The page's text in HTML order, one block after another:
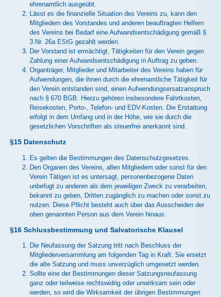
ehrenamtlich ausgeübt.
Lässt es die finanzielle Situation des Vereins zu, kann den
Mitgliedern des Vorstandes und anderen beauftragten Helfern
des Vereins bei Bedarf eine Aufwandsentschädigung gemäß §
3 Nr. 26a EStG gezahlt werden.
Der Vorstand ist ermächtigt, Tätigkeiten für den Verein gegen
Zahlung einer Aufwandsentschädigung in Auftrag zu geben.
Organträger, Mitglieder und Mitarbeiter des Vereins haben für
Aufwendungen, die ihnen durch die ehrenamtliche Tätigkeit für
den Verein entstanden sind, einen Aufwendungsersatzanspruch
nach § 670 BGB. Hierzu gehören insbesondere Fahrtkosten,
Reisekosten, Porto-, Telefon- und EDV-Kosten. Die Erstattung
erfolgt in dem Umfang und in der Höhe, wie sie durch die
gesetzlichen Vorschriften als steuerfrei anerkannt sind.
§15 Datenschutz
Es gelten die Bestimmungen des Datenschutzgesetzes.
Den Organen des Vereins, allen Mitgliedern oder sonst für den
Verein Tätigen ist es untersagt, personenbezogene Daten
unbefugt zu anderen als dem jeweiligen Zweck zu verarbeiten,
bekannt zu geben, Dritten zugänglich zu machen oder sonst zu
nutzen. Diese Pflicht besteht auch über das Ausscheiden der
oben genannten Person aus dem Verein hinaus.
§16 Schlussbestimmung und Salvatorische Klausel
Die Neufassung der Satzung tritt nach Beschluss der
Mitgliederversammlung am folgenden Tag in Kraft. Sie ersetzt
die alte Satzung und muss unverzüglich umgesetzt werden.
Sollte eine der Bestimmungen dieser Satzungsneufassung
ganz oder teilweise rechtswidrig oder unwirksam sein oder
werden, so wird die Wirksamkeit der übrigen Bestimmungen